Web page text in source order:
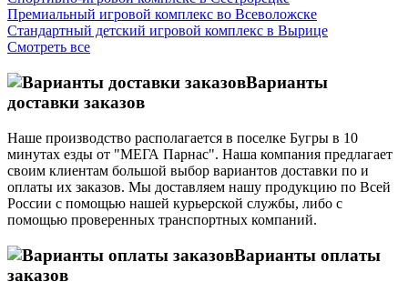
Премиальный игровой комплекс во Всеволожске
Стандартный детский игровой комплекс в Вырице
Смотреть все
Варианты
доставки заказов
Наше производство располагается в поселке Бугры в 10
минутах езды от "МЕГА Парнас". Наша компания предлагает
своим клиентам большой выбор вариантов доставки по и
оплаты их заказов. Мы доставляем нашу продукцию по Всей
России с помощью нашей курьерской службы, либо с
помощью проверенных транспортных компаний.
Варианты оплаты
заказов